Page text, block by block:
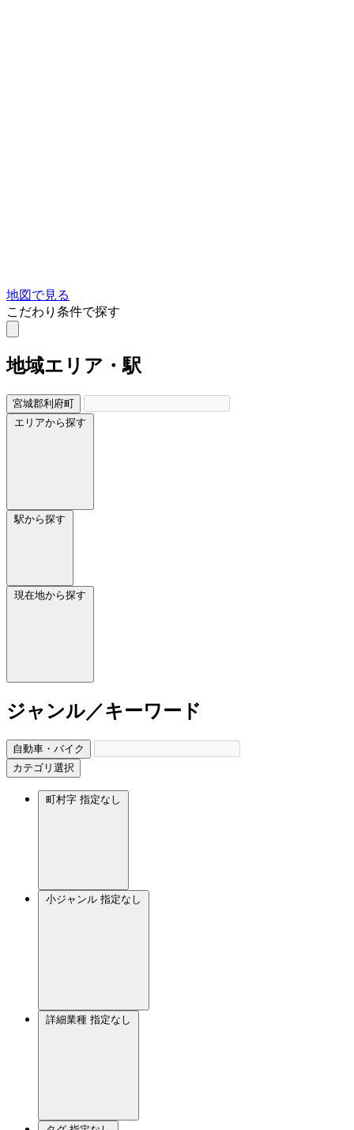
地図で見る
こだわり条件で探す
地域エリア・駅
宮城郡利府町
エリアから探す
駅から探す
現在地から探す
ジャンル／キーワード
自動車・バイク
カテゴリ選択
町村字 指定なし
小ジャンル 指定なし
詳細業種 指定なし